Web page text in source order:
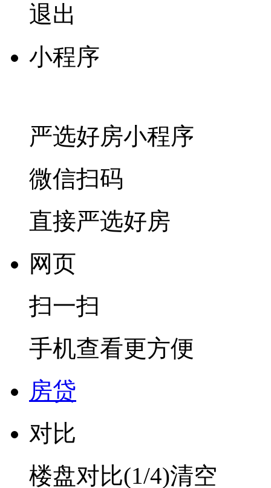
退出
小程序
严选好房小程序
微信扫码
直接严选好房
网页
扫一扫
手机查看更方便
房贷
对比
楼盘对比(1/4)清空